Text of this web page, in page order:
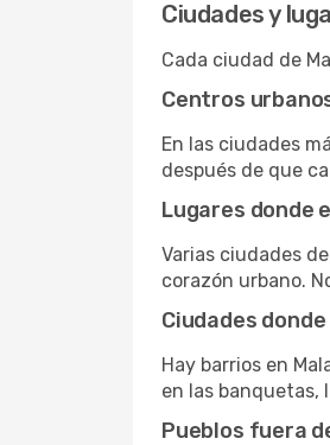
Ciudades y
Cada ciudad de
Centros
En las ciudades
después de que
Lugares donde
Varias ciudades
corazón urbano.
Ciudades
Hay barrios en
en las banquetas,
Pueblos fuera